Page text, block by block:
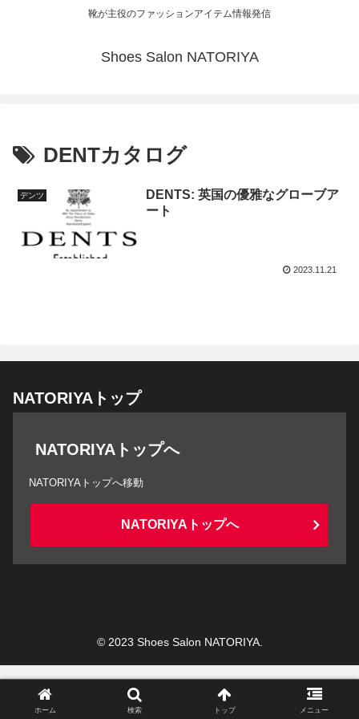
靴が主役のファッションアイテム情報発信
Shoes Salon NATORIYA
DENTカタログ
デンツ
DENTS: 英国の優雅なグローブア
ート
2023.11.21
NATORIYAトップ
NATORIYAトップへ
NATORIYAトップへ移動
NATORIYAトップへ
© 2023 Shoes Salon NATORIYA.
ホーム 検索 トップ メニュー